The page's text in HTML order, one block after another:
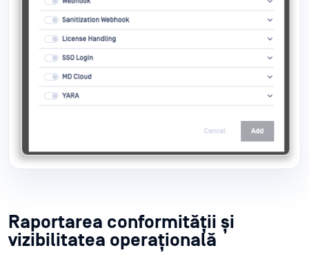
Raportarea conformității și
vizibilitatea operațională